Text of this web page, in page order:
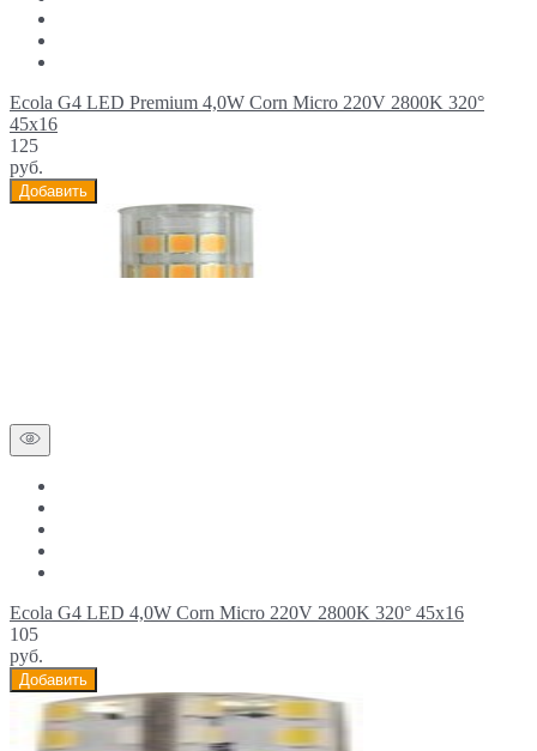
Ecola G4 LED Premium 4,0W Corn Micro 220V 2800K 320°
45x16
125
руб.
Добавить
Ecola G4 LED 4,0W Corn Micro 220V 2800K 320° 45x16
105
руб.
Добавить